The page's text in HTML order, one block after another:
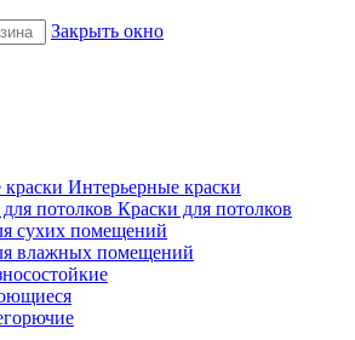
Закрыть окно
Интерьерные краски
Краски для потолков
сухих помещений
влажных помещений